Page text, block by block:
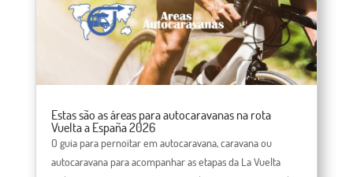
Estas são as áreas para autocaravanas na rota
Vuelta a España 2026
O guia para pernoitar em autocaravana, caravana ou
autocaravana para acompanhar as etapas da La Vuelta